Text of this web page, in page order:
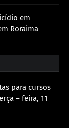
em
Roraima
para cursos
– feira, 11